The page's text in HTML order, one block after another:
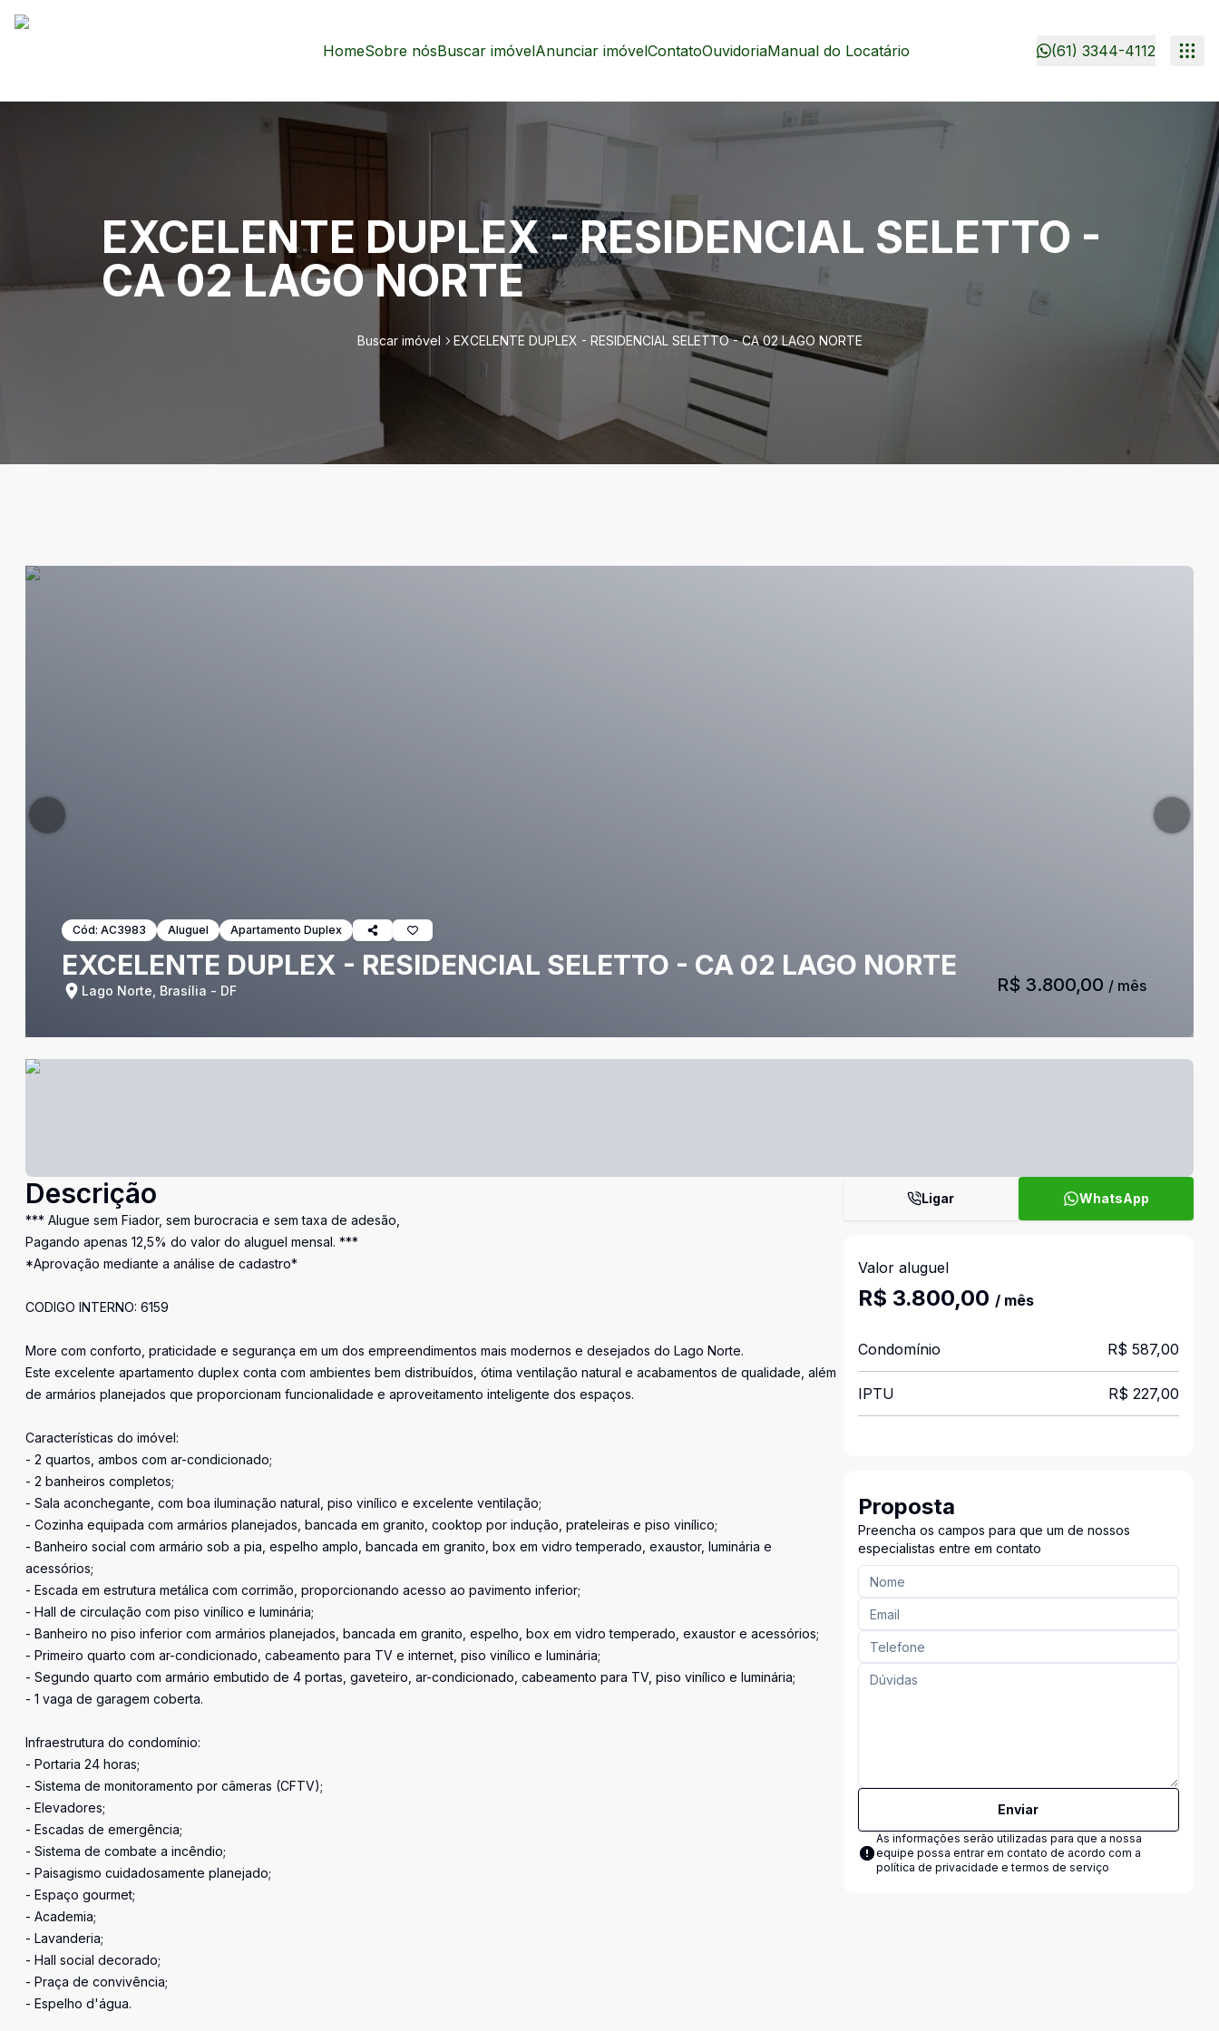
HomeSobre nósBuscar imóvelAnunciar imóvelContatoOuvidoriaManual do Locatário (61) 3344-4112
EXCELENTE DUPLEX - RESIDENCIAL SELETTO -
CA 02 LAGO NORTE
Buscar imóvel EXCELENTE DUPLEX - RESIDENCIAL SELETTO - CA 02 LAGO NORTE
Cód: AC3983 Aluguel Apartamento Duplex
EXCELENTE DUPLEX - RESIDENCIAL SELETTO - CA 02 LAGO NORTE
Lago Norte, Brasília - DF R$ 3.800,00 / mês
Descrição
*** Alugue sem Fiador, sem burocracia e sem taxa de adesão,
Pagando apenas 12,5% do valor do aluguel mensal. ***
*Aprovação mediante a análise de cadastro*
CODIGO INTERNO: 6159
More com conforto, praticidade e segurança em um dos empreendimentos mais modernos e desejados do Lago Norte.
Este excelente apartamento duplex conta com ambientes bem distribuídos, ótima ventilação natural e acabamentos de qualidade, além
de armários planejados que proporcionam funcionalidade e aproveitamento inteligente dos espaços.
Características do imóvel:
- 2 quartos, ambos com ar-condicionado;
- 2 banheiros completos;
- Sala aconchegante, com boa iluminação natural, piso vinílico e excelente ventilação;
- Cozinha equipada com armários planejados, bancada em granito, cooktop por indução, prateleiras e piso vinílico;
- Banheiro social com armário sob a pia, espelho amplo, bancada em granito, box em vidro temperado, exaustor, luminária e
acessórios;
- Escada em estrutura metálica com corrimão, proporcionando acesso ao pavimento inferior;
- Hall de circulação com piso vinílico e luminária;
- Banheiro no piso inferior com armários planejados, bancada em granito, espelho, box em vidro temperado, exaustor e acessórios;
- Primeiro quarto com ar-condicionado, cabeamento para TV e internet, piso vinílico e luminária;
- Segundo quarto com armário embutido de 4 portas, gaveteiro, ar-condicionado, cabeamento para TV, piso vinílico e luminária;
- 1 vaga de garagem coberta.
Infraestrutura do condomínio:
- Portaria 24 horas;
- Sistema de monitoramento por câmeras (CFTV);
- Elevadores;
- Escadas de emergência;
- Sistema de combate a incêndio;
- Paisagismo cuidadosamente planejado;
- Espaço gourmet;
- Academia;
- Lavanderia;
- Hall social decorado;
- Praça de convivência;
- Espelho d'água.
Ligar WhatsApp
Valor aluguel
R$ 3.800,00 / mês
Condomínio R$ 587,00
IPTU R$ 227,00
Proposta
Preencha os campos para que um de nossos
especialistas entre em contato
Enviar
As informações serão utilizadas para que a nossa
equipe possa entrar em contato de acordo com a
política de privacidade e termos de serviço